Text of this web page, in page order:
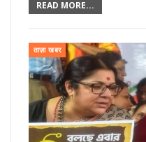
READ MORE...
ताज़ा खबर